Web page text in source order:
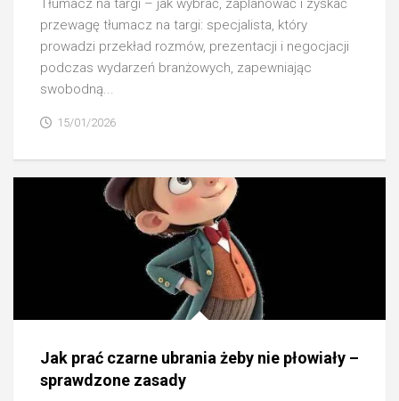
Tłumacz na targi – jak wybrać, zaplanować i zyskać
przewagę tłumacz na targi: specjalista, który
prowadzi przekład rozmów, prezentacji i negocjacji
podczas wydarzeń branżowych, zapewniając
swobodną...
15/01/2026
Jak prać czarne ubrania żeby nie płowiały –
sprawdzone zasady